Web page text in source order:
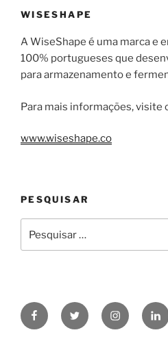
WISESHAPE
A WiseShape é uma marca e
100% portugueses que
para armazenamento e
Para mais informações, visite
www.wiseshape.co
PESQUISAR
por:
WiseShape
no
WiseShape
no
WiseShape
no
no